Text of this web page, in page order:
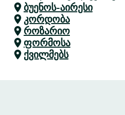
ბუენოს-აირესი
კორდობა
როზარიო
ფორმოსა
ქვილმებს